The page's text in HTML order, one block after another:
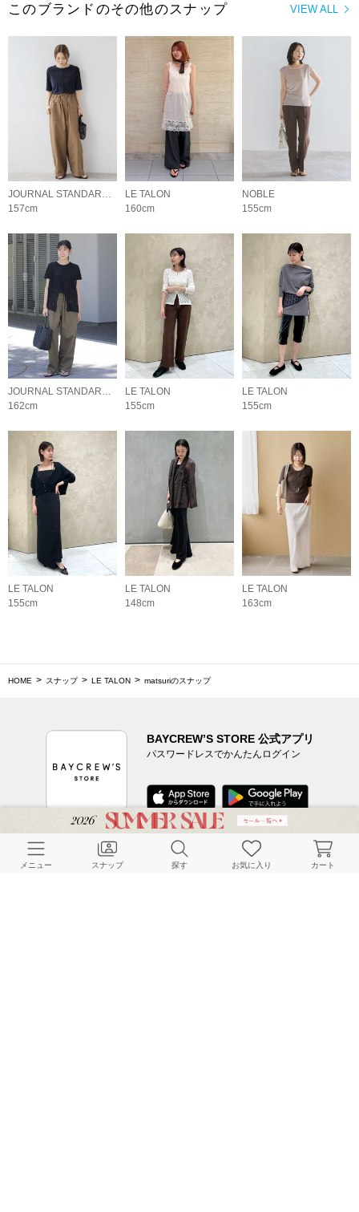
VIEW ALL
このブランドのその他のスナップ
JOURNAL STANDARD relume LADYS
157cm
LE TALON
160cm
NOBLE
155cm
JOURNAL STANDARD relume LADYS
162cm
LE TALON
155cm
LE TALON
155cm
LE TALON
155cm
LE TALON
148cm
LE TALON
163cm
HOME スナップ LE TALON matsuriのスナップ
BAYCREW’S STORE 公式アプリ
パスワードレスでかんたんログイン
CUSTOMER SERVICE
メニュー スナップ 探す お気に入り カート